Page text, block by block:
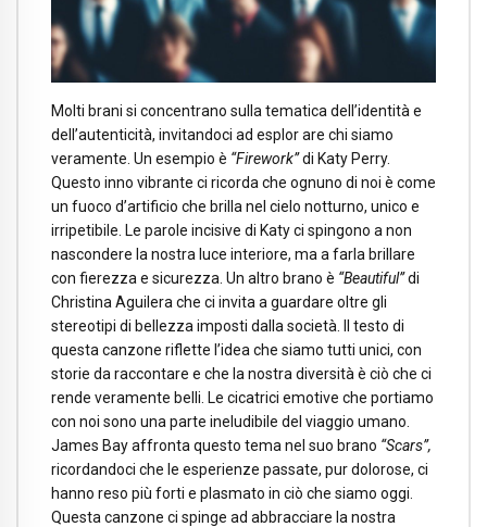
Molti brani si concentrano sulla tematica dell’identità e
dell’autenticità, invitandoci ad esplor are chi siamo
veramente. Un esempio è “Firework”di Katy Perry.
Questo inno vibrante ci ricorda che ognuno di noi è come
un fuoco d’artificio che brilla nel cielo notturno, unico e
irripetibile. Le parole incisive di Katy ci spingono a non
nascondere la nostra luce interiore, ma a farla brillare
con fierezza e sicurezza. Un altro brano è “Beautiful”di
Christina Aguilera che ci invita a guardare oltre gli
stereotipi di bellezza imposti dalla società. Il testo di
questa canzone riflette l’idea che siamo tutti unici, con
storie da raccontare e che la nostra diversità è ciò che ci
rende veramente belli. Le cicatrici emotive che portiamo
con noi sono una parte ineludibile del viaggio umano.
James Bay affronta questo tema nel suo brano “Scars”,
ricordandoci che le esperienze passate, pur dolorose, ci
hanno reso più forti e plasmato in ciò che siamo oggi.
Questa canzone ci spinge ad abbracciare la nostra